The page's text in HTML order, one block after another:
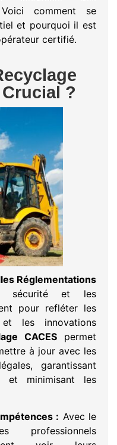
comment se
et pourquoi il est
certifié.
?
Réglementations
sécurité et les
pour refléter les
et les innovations
CACESpermet
à jour avec les
garantissant
et minimisant les
: Avec le
professionnels